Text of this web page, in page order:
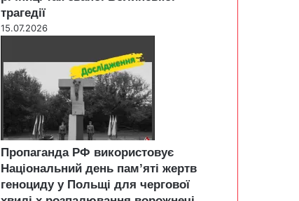
трагедії
15.07.2026
Пропаганда РФ використовує
Національний день пам’яті жертв
геноциду у Польщі для чергової